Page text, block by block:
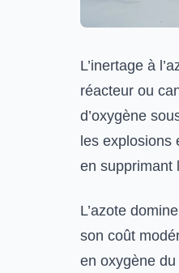
L’inertage à
réacteur ou
d’oxygène
les explosions
en supprimant
L’azote
son coût
en oxygène